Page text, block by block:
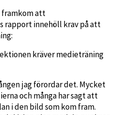
framkom att
rapport innehöll krav på att
kräver medieträning
jag förordar det. Mycket
och många har sagt att
i den bild som kom fram.